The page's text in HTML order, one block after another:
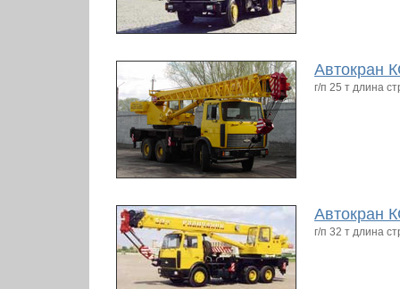
Автокран
г/п 25 т длина
Автокран
г/п 32 т длина